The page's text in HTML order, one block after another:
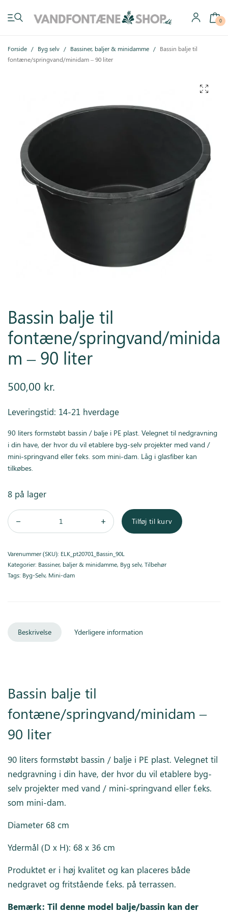
0
Forside / Byg selv / Bassiner, baljer & minidamme / Bassin balje til
fontæne/springvand/minidam – 90 liter
Bassin balje til
fontæne/springvand/minida
m – 90 liter
500,00 kr.
Leveringstid: 14-21 hverdage
90 liters formstøbt bassin / balje i PE plast. Velegnet til nedgravning
i din have, der hvor du vil etablere byg-selv projekter med vand /
mini-springvand eller f.eks. som mini-dam. Låg i glasfiber kan
tilkøbes.
8 på lager
Tilføj til kurv
Varenummer (SKU): ELK_pt20701_Bassin_90L
Kategorier: Bassiner, baljer & minidamme, Byg selv, Tilbehør
Tags: Byg-Selv, Mini-dam
Beskrivelse Yderligere information
Bassin balje til
fontæne/springvand/minidam –
90 liter
90 liters formstøbt bassin / balje i PE plast. Velegnet til
nedgravning i din have, der hvor du vil etablere byg-
selv projekter med vand / mini-springvand eller f.eks.
som mini-dam.
Diameter 68 cm
Ydermål (D x H): 68 x 36 cm
Produktet er i høj kvalitet og kan placeres både
nedgravet og fritstående f.eks. på terrassen.
Bemærk: Til denne model balje/bassin kan der
Indendørs vandfontæner
Byg selv
Tilbehør
Inspiration
Køb gavekort